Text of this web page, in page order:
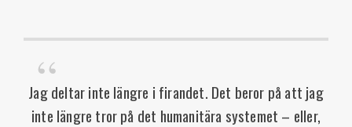
Jag deltar inte längre i firandet. Det beror på att jag
inte längre tror på det humanitära systemet – eller,